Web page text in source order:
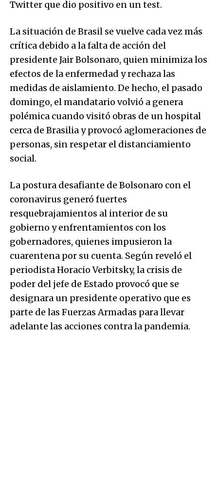
Twitter que dio positivo en un test.
La situación de Brasil se vuelve cada vez más
crítica debido a la falta de acción del
presidente Jair Bolsonaro, quien minimiza los
efectos de la enfermedad y rechaza las
medidas de aislamiento. De hecho, el pasado
domingo, el mandatario volvió a genera
polémica cuando visitó obras de un hospital
cerca de Brasilia y provocó aglomeraciones de
personas, sin respetar el distanciamiento
social.
La postura desafiante de Bolsonaro con el
coronavirus generó fuertes
resquebrajamientos al interior de su
gobierno y enfrentamientos con los
gobernadores, quienes impusieron la
cuarentena por su cuenta. Según reveló el
periodista Horacio Verbitsky, la crisis de
poder del jefe de Estado provocó que se
designara un presidente operativo que es
parte de las Fuerzas Armadas para llevar
adelante las acciones contra la pandemia.